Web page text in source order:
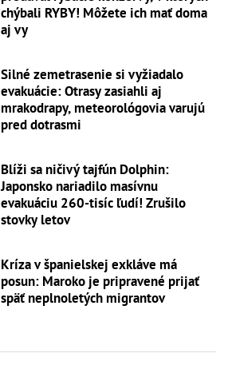
chýbali RYBY! Môžete ich mať doma
aj vy
Silné zemetrasenie si vyžiadalo
evakuácie: Otrasy zasiahli aj
mrakodrapy, meteorológovia varujú
pred dotrasmi
Blíži sa ničivý tajfún Dolphin:
Japonsko nariadilo masívnu
evakuáciu 260-tisíc ľudí! Zrušilo
stovky letov
Kríza v španielskej exkláve má
posun: Maroko je pripravené prijať
späť neplnoletých migrantov